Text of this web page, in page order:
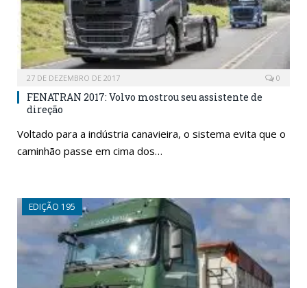
27 DE DEZEMBRO DE 2017 0
FENATRAN 2017: Volvo mostrou seu assistente de
direção
Voltado para a indústria canavieira, o sistema evita que o
caminhão passe em cima dos…
EDIÇÃO 195